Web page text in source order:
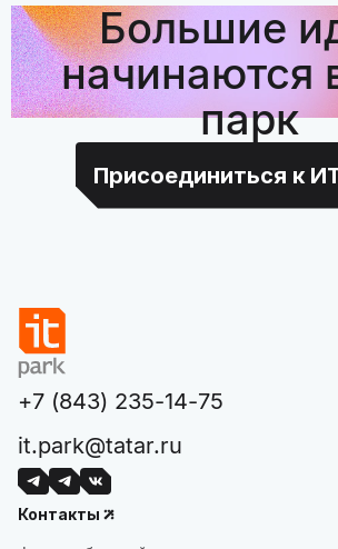
Большие
начинаются
парк
Присоединиться к
+7 (843) 235-14-75
it.park@tatar.ru
Контакты